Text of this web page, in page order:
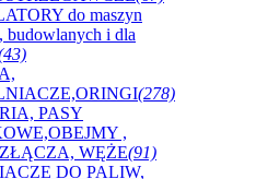
do maszyn
budowlanych i dla
(278)
PASY
,
WĘŻE(91)
DO PALIW,